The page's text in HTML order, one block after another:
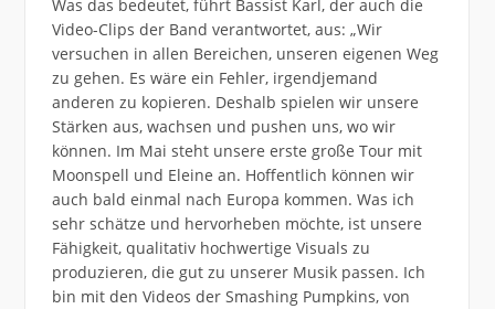
Was das bedeutet, führt Bassist Karl, der auch die
Video-Clips der Band verantwortet, aus: „Wir
versuchen in allen Bereichen, unseren eigenen Weg
zu gehen. Es wäre ein Fehler, irgendjemand
anderen zu kopieren. Deshalb spielen wir unsere
Stärken aus, wachsen und pushen uns, wo wir
können. Im Mai steht unsere erste große Tour mit
Moonspell und Eleine an. Hoffentlich können wir
auch bald einmal nach Europa kommen. Was ich
sehr schätze und hervorheben möchte, ist unsere
Fähigkeit, qualitativ hochwertige Visuals zu
produzieren, die gut zu unserer Musik passen. Ich
bin mit den Videos der Smashing Pumpkins, von